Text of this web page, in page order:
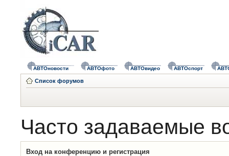
АВТОновости АВТОфото АВТОвидео АВТОспорт
Список форумов
Часто задаваемые
Вход на конференцию и регистрация